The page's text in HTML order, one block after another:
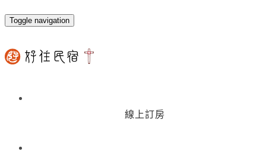
Toggle navigation
線上訂房